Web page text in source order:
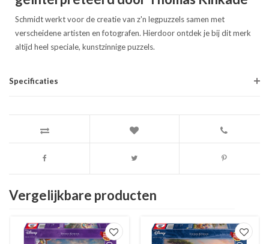
Schmidt werkt voor de creatie van z'n legpuzzels samen met
verscheidene artisten en fotografen. Hierdoor ontdek je bij dit merk
altijd heel speciale, kunstzinnige puzzels.
Specificaties
Vergelijkbare producten